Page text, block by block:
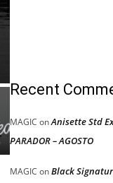
Recent
MAGIC onAnisette Std
PARADOR – AGOSTO
MAGIC onBlack